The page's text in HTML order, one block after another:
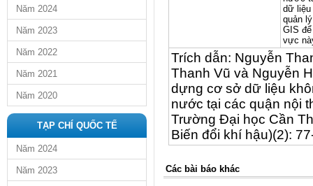
Năm 2024
Năm 2023
Năm 2022
Năm 2021
Năm 2020
TẠP CHÍ QUỐC TẾ
Năm 2024
Năm 2023
dữ liệu
quản
GIS
vực
Trích dẫn: Nguyễn
Thanh Vũ và Nguyễn
dựng cơ sở dữ liệu
nước tại các quận nội
Trường Đại học Cần
Biến đổi khí hậu)(2):
Các bài báo khác